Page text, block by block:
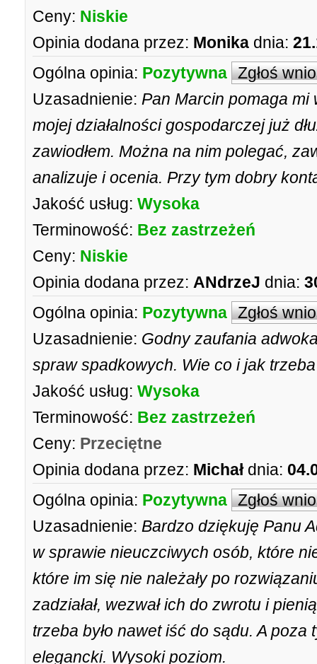
Ceny: Niskie
Opinia dodana przez: Monika dnia:
Ogólna opinia: Pozytywna Zgłoś
Uzasadnienie: Pan Marcin pomaga
mojej działalności gospodarczej już
zawiodłem. Można na nim polegać,
analizuje i ocenia. Przy tym dobry
Jakość usług: Wysoka
Terminowość: Bez zastrzeżeń
Ceny: Niskie
Opinia dodana przez: ANdrzeJ dnia:
Ogólna opinia: Pozytywna Zgłoś
Uzasadnienie: Godny zaufania
spraw spadkowych. Wie co i jak
Jakość usług: Wysoka
Terminowość: Bez zastrzeżeń
Ceny: Przeciętne
Opinia dodana przez: Michał dnia:
Ogólna opinia: Pozytywna Zgłoś
Uzasadnienie: Bardzo dziękuję Panu
w sprawie nieuczciwych osób, które
które im się nie należały po
zadziałał, wezwał ich do zwrotu i
trzeba było nawet iść do sądu. A
elegancki. Wysoki poziom.